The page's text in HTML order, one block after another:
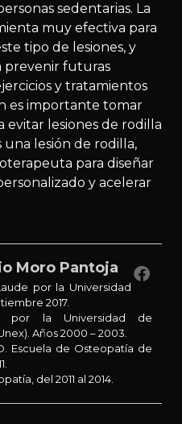
sedentarias. La
muy efectiva para
tipo de lesiones, y
prevenir futuras
y tratamientos
es importante tomar
evitar lesiones de rodilla
lesión de rodilla,
para diseñar
y acelerar
Moro Pantoja
por la Universidad
2017.
por la Universidad de
Años 2000 – 2003.
Escuela de Osteopatía de
del 2011 al 2014.